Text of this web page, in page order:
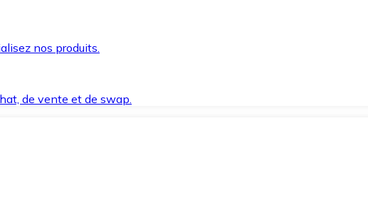
nos produits.
de vente et de swap.